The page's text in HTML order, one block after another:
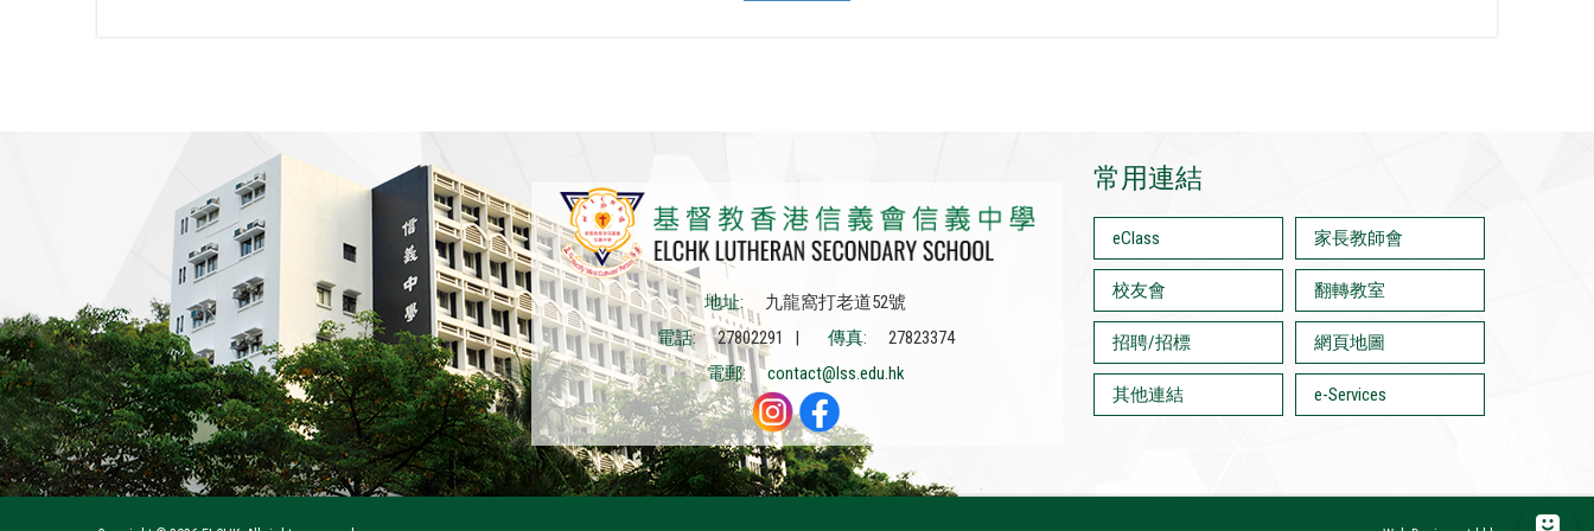
地址:
九龍窩打老道52號
電話:
27802291 | 傳真:
27823374
電郵:
contact@lss.edu.hk
常用連結
eClass 家長教師會
校友會 翻轉教室
招聘/招標 網頁地圖
其他連結 e-Services